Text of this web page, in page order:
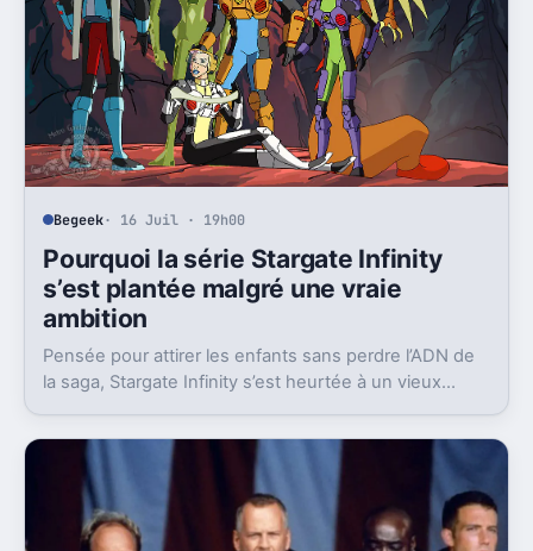
Begeek· 16 Juil · 19h00
Pourquoi la série Stargate Infinity
s’est plantée malgré une vraie
ambition
Pensée pour attirer les enfants sans perdre l’ADN de
la saga, Stargate Infinity s’est heurtée à un vieux